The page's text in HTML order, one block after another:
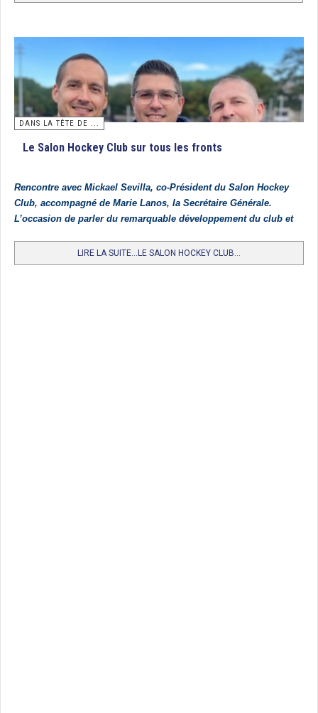
10 équipes de jeunes filles de moins de 12 ans se sont disputées le trophée
tant convoité sur les installations du St Germain HC. Le trophée a été remporté
en finale par Paris JB qui battait Villa Primrose par 1 but à 0. Félicitations aux
gagnantes et à l’ensemble des jeunes participantes.
Classement
1. Paris JB
3. Iris Hockey Lambersart
4. Entente FCL/HCF
DANS LA TÊTE DE ...
Le Salon Hockey Club sur tous les fronts
Rencontre avec Mickael Sevilla, co-Président du Salon Hockey
Club, accompagné de Marie Lanos, la Secrétaire Générale.
L’occasion de parler du remarquable développement du club et
Dames fin juillet 2026.LIRE LA SUITE...LE SALON HOCKEY CLUB...